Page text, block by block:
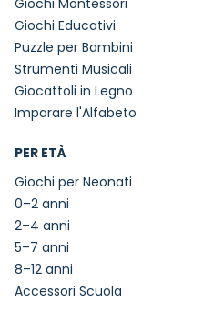
Giochi Montessori
Giochi Educativi
Puzzle per Bambini
Strumenti Musicali
Giocattoli in Legno
Imparare l'Alfabeto
PER ETÀ
Giochi per Neonati
0–2 anni
2–4 anni
5–7 anni
8–12 anni
Accessori Scuola